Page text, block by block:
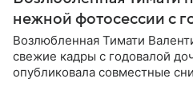
нежной фотосессии с
Возлюбленная Тимати
свежие кадры с годовалой
опубликовала совместные